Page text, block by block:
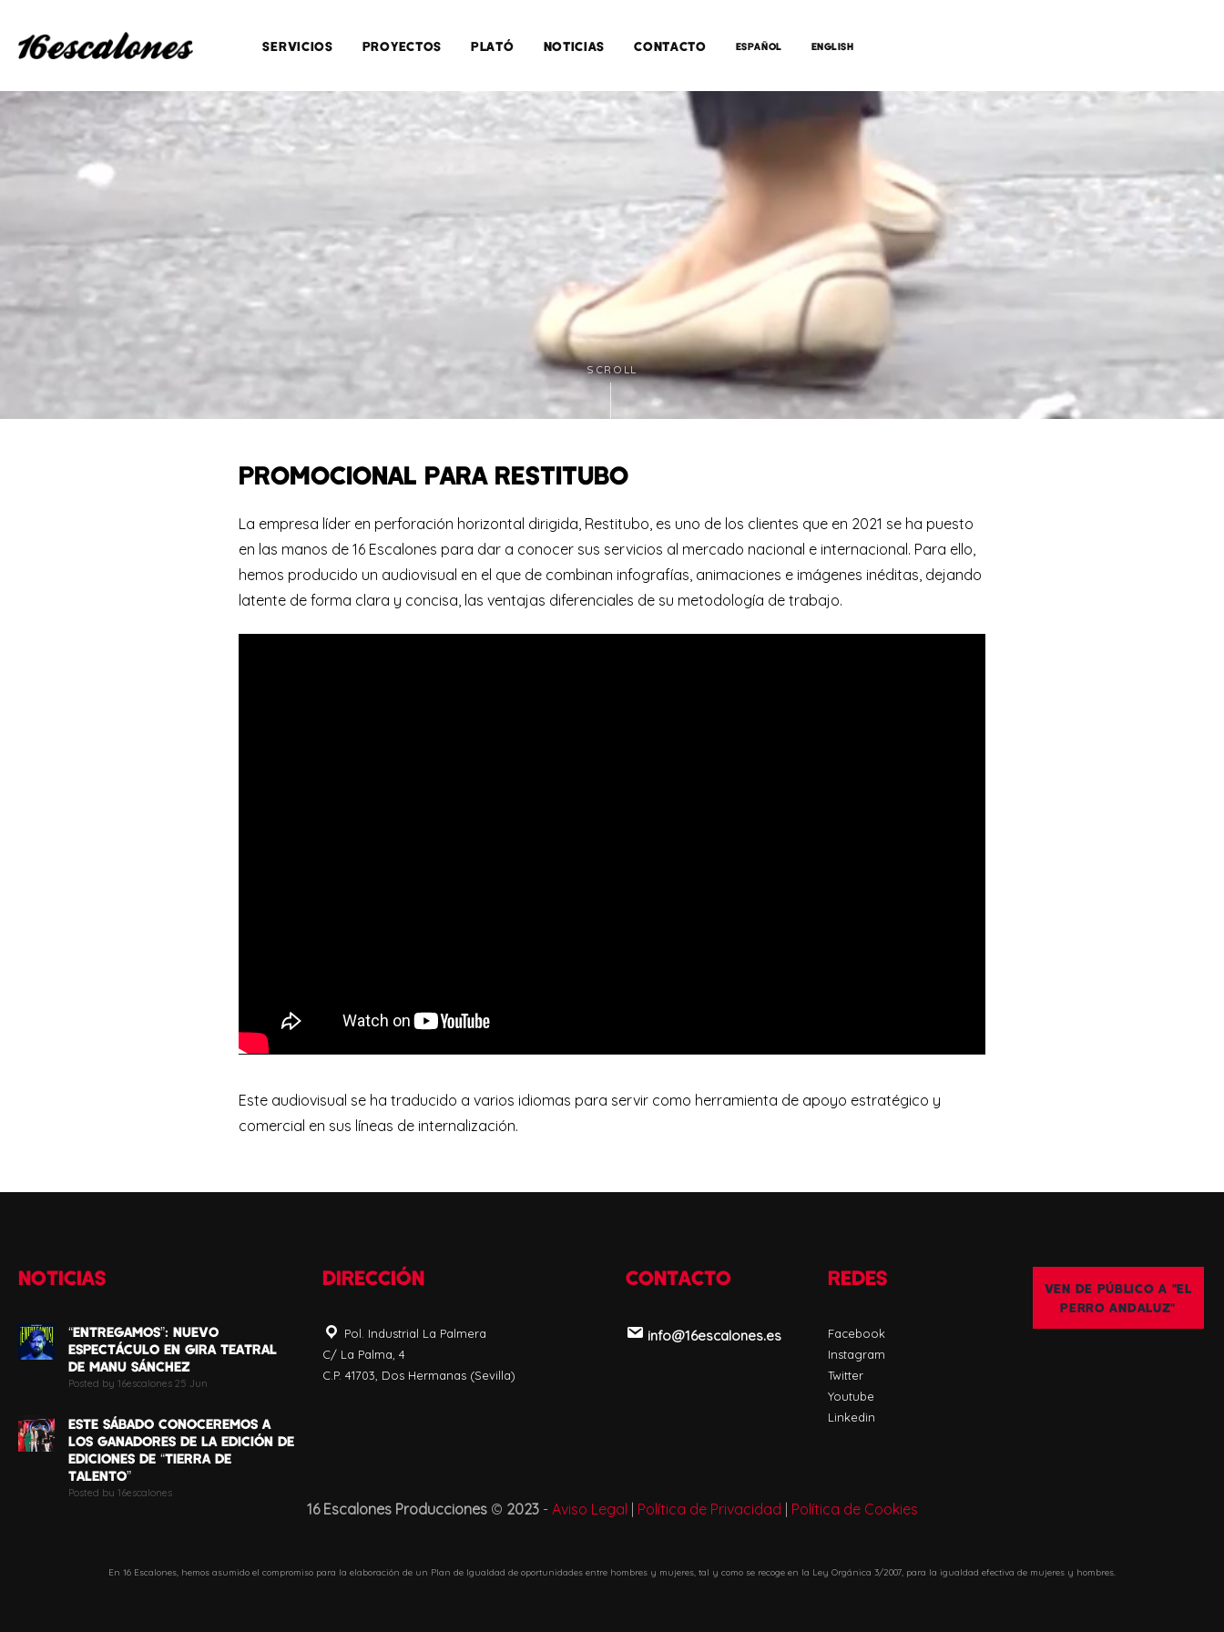
SERVICIOS PROYECTOS PLATÓ NOTICIAS CONTACTO ESPAÑOL ENGLISH
SCROLL
PROMOCIONAL PARA RESTITUBO
La empresa líder en perforación horizontal dirigida, Restitubo, es uno de los clientes que en 2021 se ha puesto
en las manos de 16 Escalones para dar a conocer sus servicios al mercado nacional e internacional. Para ello,
hemos producido un audiovisual en el que de combinan infografías, animaciones e imágenes inéditas, dejando
latente de forma clara y concisa, las ventajas diferenciales de su metodología de trabajo.
Este audiovisual se ha traducido a varios idiomas para servir como herramienta de apoyo estratégico y
comercial en sus líneas de internalización.
NOTICIAS
“ENTREGAMOS”: NUEVO
ESPECTÁCULO EN GIRA TEATRAL
DE MANU SÁNCHEZ
Posted by 16escalones 25 Jun
ESTE SÁBADO CONOCEREMOS A
LOS GANADORES DE LA EDICIÓN DE
EDICIONES DE “TIERRA DE
TALENTO”
Posted by 16escalones
“TIERRA DE TALENTO”
DIRECCIÓN
Pol. Industrial La Palmera
C/ La Palma, 4
C.P. 41703, Dos Hermanas (Sevilla)
CONTACTO
info@16escalones.es
REDES
Facebook
Instagram
Twitter
Youtube
Linkedin
VEN DE PÚBLICO A "EL
PERRO ANDALUZ"
16 Escalones Producciones© 2023- Aviso Legal Política de Privacidad Política de Cookies
En 16 Escalones, hemos asumido el compromiso para la elaboración de un Plan de Igualdad de oportunidades entre hombres y mujeres, tal y como se recoge en la Ley Orgánica 3/2007, para la igualdad efectiva de mujeres y hombres.